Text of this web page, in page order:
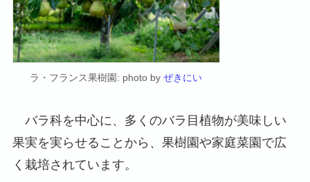
ラ・フランス果樹園: photo byぜきにい
バラ科を中心に、多くのバラ目植物が美味しい
果実を実らせることから、果樹園や家庭菜園で広
く栽培されています。